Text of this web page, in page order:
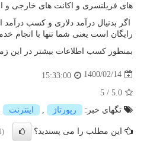
های فریلنسری و اکانت های خارجی و
اگر بدنیال درآمد دلاری و کسب
رایگان است یعنی شما تنها با انجام
بمنظور کسب اطلاعات بیشتر در این
1400/02/14
15:33:00
5.0
/
5
تگهای خبر:
رپورتاژ اینترنت
این مطلب را می پسندید؟ (1)